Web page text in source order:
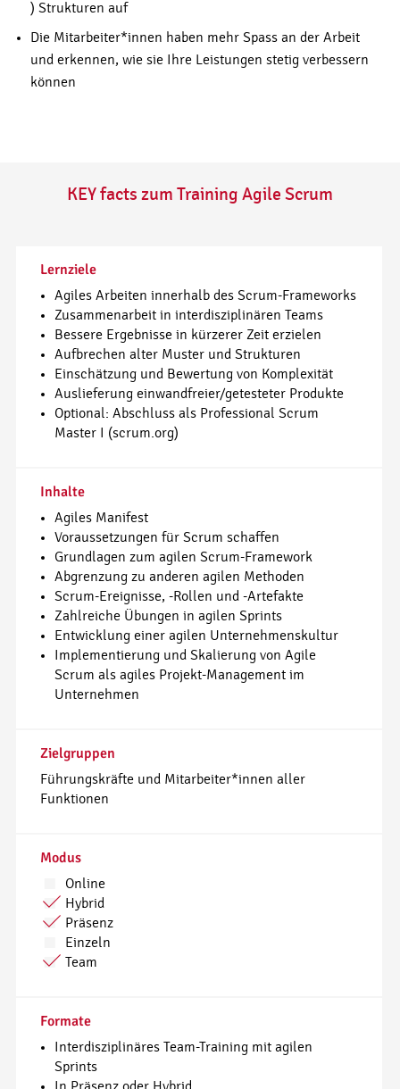
) Strukturen auf
Die Mitarbeiter*innen haben mehr Spass an der Arbeit
und erkennen, wie sie Ihre Leistungen stetig verbessern
können
KEY facts zum Training Agile Scrum
Lernziele
Agiles Arbeiten innerhalb des Scrum-Frameworks
Zusammenarbeit in interdisziplinären Teams
Bessere Ergebnisse in kürzerer Zeit erzielen
Aufbrechen alter Muster und Strukturen
Einschätzung und Bewertung von Komplexität
Auslieferung einwandfreier/getesteter Produkte
Optional: Abschluss als Professional Scrum
Master I (scrum.org)
Inhalte
Agiles Manifest
Voraussetzungen für Scrum schaffen
Grundlagen zum agilen Scrum-Framework
Abgrenzung zu anderen agilen Methoden
Scrum-Ereignisse, -Rollen und -Artefakte
Zahlreiche Übungen in agilen Sprints
Entwicklung einer agilen Unternehmenskultur
Implementierung und Skalierung von Agile
Scrum als agiles Projekt-Management im
Unternehmen
Zielgruppen
Führungskräfte und Mitarbeiter*innen aller
Funktionen
Modus
Online
Hybrid
Präsenz
Einzeln
Team
Formate
Interdisziplinäres Team-Training mit agilen
Sprints